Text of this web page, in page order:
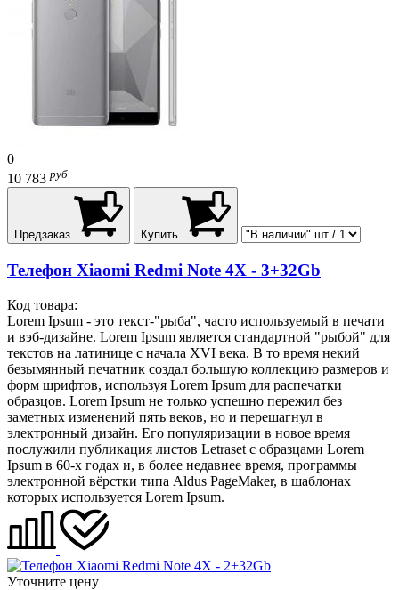
0
10 783 руб
Предзаказ Купить
Телефон Xiaomi Redmi Note 4X - 3+32Gb
Код товара:
Lorem Ipsum - это текст-"рыба", часто используемый в печати
и вэб-дизайне. Lorem Ipsum является стандартной "рыбой" для
текстов на латинице с начала XVI века. В то время некий
безымянный печатник создал большую коллекцию размеров и
форм шрифтов, используя Lorem Ipsum для распечатки
образцов. Lorem Ipsum не только успешно пережил без
заметных изменений пять веков, но и перешагнул в
электронный дизайн. Его популяризации в новое время
послужили публикация листов Letraset с образцами Lorem
Ipsum в 60-х годах и, в более недавнее время, программы
электронной вёрстки типа Aldus PageMaker, в шаблонах
которых используется Lorem Ipsum.
Уточните цену